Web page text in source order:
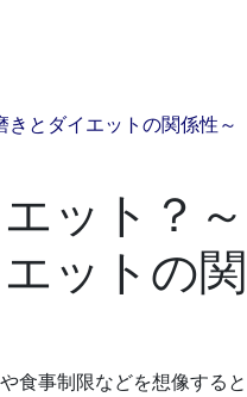
とダイエットの関係性～
ット？～
ットの関
食事制限などを想像すると